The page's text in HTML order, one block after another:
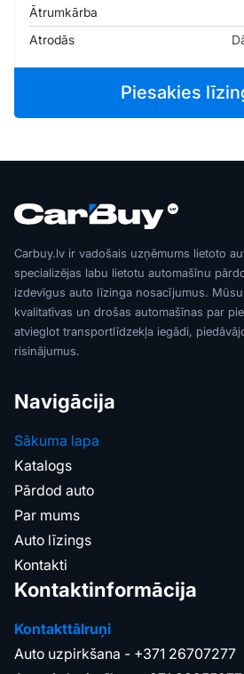
Ātrumkārba
Atrodās
Piesakies
Carbuy.lv ir vadošais uzņēmums lietoto
specializējas labu lietotu automašīnu
izdevīgus auto līzinga nosacījumus.
kvalitatīvas un drošas automašīnas par
atvieglot transportlīdzekļa iegādi,
risinājumus.
Navigācija
Sākuma lapa
Katalogs
Pārdod auto
Par mums
Auto līzings
Kontakti
Kontaktinformācija
Kontakttālruņi
Auto uzpirkšana - +371 26707277